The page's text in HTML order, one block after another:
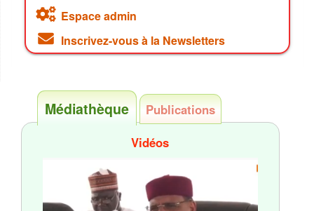
Espace admin
Inscrivez-vous à la Newsletters
Médiathèque
Publications
Vidéos